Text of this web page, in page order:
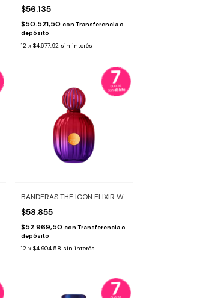
$56.135
$50.521,50 con Transferencia o
depósito
12 x $4.677,92 sin interés
BANDERAS THE ICON ELIXIR W
$58.855
$52.969,50 con Transferencia o
depósito
12 x $4.904,58 sin interés